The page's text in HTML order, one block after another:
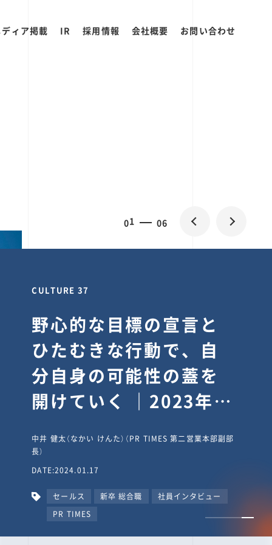
ィア掲載 IR 採用情報 会社概要 お問い合わせ
01 06
CULTURE 37
野心的な目標の宣言と
ひたむきな行動で、自
分自身の可能性の蓋を
開けていく ｜2023年度
タビュー #PR
TIMESな人たち
中井 健太（なかい けんた）（PR TIMES 第二営業本部副部
長）
DATE:2024.01.17
セールス 新卒 総合職
社員インタビュー
PR TIMES